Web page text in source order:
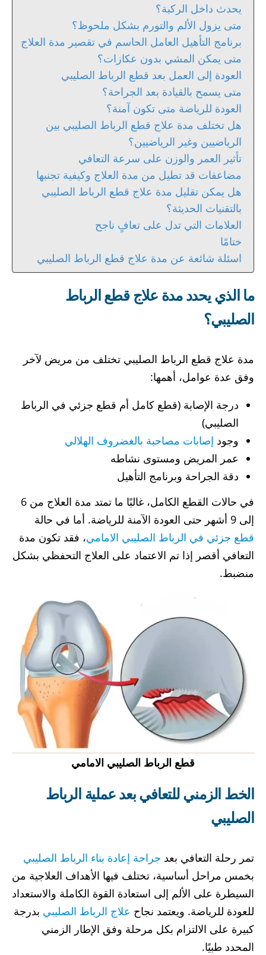
يحدث داخل الركبة؟
متى يزول الألم والتورم بشكل ملحوظ؟
برنامج التأهيل العامل الحاسم في تقصير مدة العلاج
متى يمكن المشي بدون عكازات؟
العودة إلى العمل بعد قطع الرباط الصليبي
متى يسمح بالقيادة بعد الجراحة؟
العودة للرياضة متى تكون آمنة؟
هل تختلف مدة علاج قطع الرباط الصليبي بين
الرياضيين وغير الرياضيين؟
تأثير العمر والوزن على سرعة التعافي
مضاعفات قد تطيل من مدة العلاج وكيفية تجنبها
هل يمكن تقليل مدة علاج قطع الرباط الصليبي
بالتقنيات الحديثة؟
العلامات التي تدل على تعافٍ ناجح
ختامًا
اسئلة شائعة عن مدة علاج قطع الرباط الصليبي
ما الذي يحدد مدة علاج قطع الرباط
الصليبي؟
مدة علاج قطع الرباط الصليبي تختلف من مريض لآخر
وفق عدة عوامل، أهمها:
درجة الإصابة (قطع كامل أم قطع جزئي في الرباط
الصليبي)
وجود إصابات مصاحبة بالغضروف الهلالي
عمر المريض ومستوى نشاطه
دقة الجراحة وبرنامج التأهيل
في حالات القطع الكامل، غالبًا ما تمتد مدة العلاج من 6
إلى 9 أشهر حتى العودة الآمنة للرياضة. أما في حالة
قطع جزئي في الرباط الصليبي الامامي، فقد تكون مدة
التعافي أقصر إذا تم الاعتماد على العلاج التحفظي بشكل
منضبط.
قطع الرباط الصليبي الامامي
الخط الزمني للتعافي بعد عملية الرباط
الصليبي
تمر رحلة التعافي بعد جراحة إعادة بناء الرباط الصليبي
بخمس مراحل أساسية، تختلف فيها الأهداف العلاجية من
السيطرة على الألم إلى استعادة القوة الكاملة والاستعداد
للعودة للرياضة. ويعتمد نجاح علاج الرباط الصليبي بدرجة
كبيرة على الالتزام بكل مرحلة وفق الإطار الزمني
المحدد طبيًا.